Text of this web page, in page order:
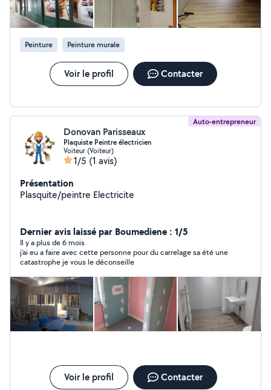
Peinture Peinture murale
Voir le profil Contacter
Auto-entrepreneur
Donovan Parisseaux
Plaquiste Peintre électricien
Voiteur (Voiteur)
1/5 (1 avis)
Présentation
Plasquite/peintre Electricite
Dernier avis laissé par Boumediene : 1/5
Il y a plus de 6 mois
j'ai eu a faire avec cette personne pour du carrelage sa été une
catastrophe je vous le déconseille
Voir le profil Contacter